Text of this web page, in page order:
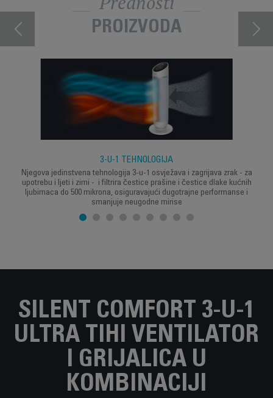
PROIZVODA
3-U-1 TEHNOLOGIJA
Njegova jedinstvena tehnologija 3-u-1 osvježava i zagrijava zrak - za
upotrebu i ljeti i zimi - i filtrira čestice prašine i čestice dlake kućnih
ljubimaca do 500 mikrona, osiguravajući dugotrajne performanse i
smanjuje neugodne mirise
SILENT COMFORT 3-U-1
ULTRA TIHI VENTILATOR
I GRIJALICA U
KOMBINACIJI